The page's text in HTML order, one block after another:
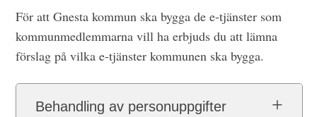
För att Gnesta kommun ska bygga de e-tjänster som
kommunmedlemmarna vill ha erbjuds du att lämna
förslag på vilka e-tjänster kommunen ska bygga.
Behandling av personuppgifter